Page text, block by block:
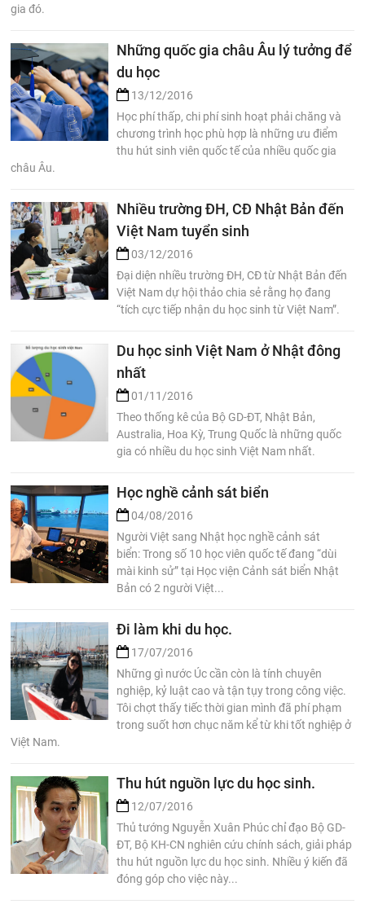
gia đó.
Những quốc gia châu Âu lý tưởng để
du học
13/12/2016
Học phí thấp, chi phí sinh hoạt phải chăng và
chương trình học phù hợp là những ưu điểm
thu hút sinh viên quốc tế của nhiều quốc gia
châu Âu.
Nhiều trường ĐH, CĐ Nhật Bản đến
Việt Nam tuyển sinh
03/12/2016
Đại diện nhiều trường ĐH, CĐ từ Nhật Bản đến
Việt Nam dự hội thảo chia sẻ rằng họ đang
“tích cực tiếp nhận du học sinh từ Việt Nam”.
Du học sinh Việt Nam ở Nhật đông
nhất
01/11/2016
Theo thống kê của Bộ GD-ĐT, Nhật Bản,
Australia, Hoa Kỳ, Trung Quốc là những quốc
gia có nhiều du học sinh Việt Nam nhất.
Học nghề cảnh sát biển
04/08/2016
Người Việt sang Nhật học nghề cảnh sát
biển: Trong số 10 học viên quốc tế đang “dùi
mài kinh sử” tại Học viện Cảnh sát biển Nhật
Bản có 2 người Việt...
Đi làm khi du học.
17/07/2016
Những gì nước Úc cần còn là tính chuyên
nghiệp, kỷ luật cao và tận tụy trong công việc.
Tôi chợt thấy tiếc thời gian mình đã phí phạm
trong suốt hơn chục năm kể từ khi tốt nghiệp ở
Việt Nam.
Thu hút nguồn lực du học sinh.
12/07/2016
Thủ tướng Nguyễn Xuân Phúc chỉ đạo Bộ GD-
ĐT, Bộ KH-CN nghiên cứu chính sách, giải pháp
thu hút nguồn lực du học sinh. Nhiều ý kiến đã
đóng góp cho việc này...